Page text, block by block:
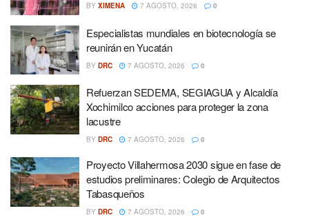
BY XIMENA 7 AGOSTO, 2026 0
Especialistas mundiales en biotecnología se
reunirán en Yucatán
BY DRC 7 AGOSTO, 2026 0
Refuerzan SEDEMA, SEGIAGUA y Alcaldía
Xochimilco acciones para proteger la zona
lacustre
BY DRC 7 AGOSTO, 2026 0
Proyecto Villahermosa 2030 sigue en fase de
estudios preliminares: Colegio de Arquitectos
Tabasqueños
BY DRC 7 AGOSTO, 2026 0